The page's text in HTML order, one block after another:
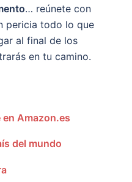
… reúnete con
pericia todo lo que
al final de los
en tu camino.
Amazon.es
del mundo